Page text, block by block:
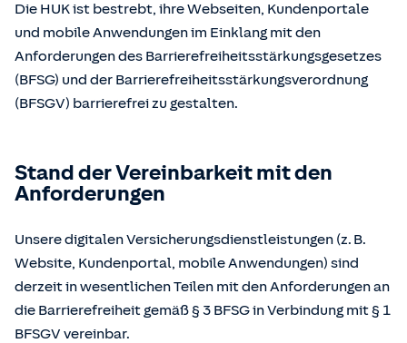
Die HUK ist bestrebt, ihre Webseiten, Kundenportale
und mobile Anwendungen im Einklang mit den
Anforderungen des Barrierefreiheitsstärkungsgesetzes
(BFSG) und der Barrierefreiheitsstärkungsverordnung
(BFSGV) barrierefrei zu gestalten.
Stand der Vereinbarkeit mit den
Anforderungen
Unsere digitalen Versicherungsdienstleistungen (z. B.
Website, Kundenportal, mobile Anwendungen) sind
derzeit in wesentlichen Teilen mit den Anforderungen an
die Barrierefreiheit gemäß § 3 BFSG in Verbindung mit § 1
BFSGV vereinbar.